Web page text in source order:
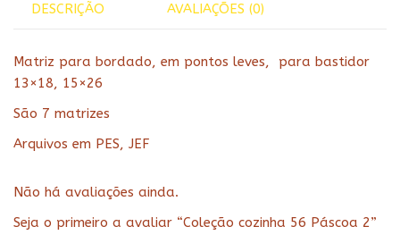
DESCRIÇÃO AVALIAÇÕES (0)
Matriz para bordado, em pontos leves, para bastidor
13×18, 15×26
São 7 matrizes
Arquivos em PES, JEF
Não há avaliações ainda.
Seja o primeiro a avaliar “Coleção cozinha 56 Páscoa 2”